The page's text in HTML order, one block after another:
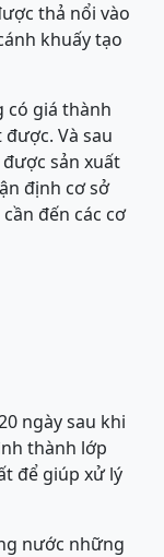
thả nổi vào
khuấy tạo
có giá thành
Và sau
sản xuất
định cơ sở
đến các cơ
ngày sau khi
thành lớp
để giúp xử lý
nước những